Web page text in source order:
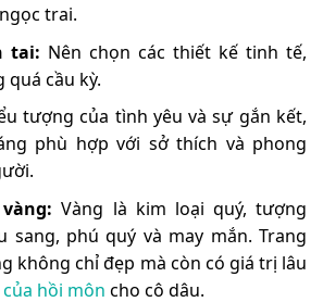
trai.
tai: Nên chọn các thiết kế tinh tế,
cầu kỳ.
tượng của tình yêu và sự gắn kết,
phù hợp với sở thích và phong
Vàng là kim loại quý, tượng
sang, phú quý và may mắn. Trang
không chỉ đẹp mà còn có giá trị lâu
của hồi môn cho cô dâu.